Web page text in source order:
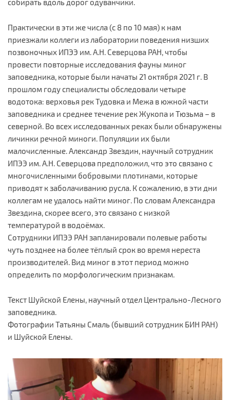
собирать вдоль дорог одуванчики.
Практически в эти же числа (с 8 по 10 мая) к нам
приезжали коллеги из лаборатории поведения низших
позвоночных ИПЭЭ им. А.Н. Северцова РАН, чтобы
провести повторные исследования фауны миног
заповедника, которые были начаты 21 октября 2021 г. В
прошлом году специалисты обследовали четыре
водотока: верховья рек Тудовка и Межа в южной части
заповедника и среднее течение рек Жукопа и Тюзьма – в
северной. Во всех исследованных реках были обнаружены
личинки речной миноги. Популяции их были
малочисленные. Александр Звездин, научный сотрудник
ИПЭЭ им. А.Н. Северцова предположил, что это связано с
многочисленными бобровыми плотинами, которые
приводят к заболачиванию русла. К сожалению, в эти дни
коллегам не удалось найти миног. По словам Александра
Звездина, скорее всего, это связано с низкой
температурой в водоёмах.
Сотрудники ИПЭЭ РАН запланировали полевые работы
чуть позднее на более тёплый срок во время нереста
производителей. Вид миног в этот период можно
определить по морфологическим признакам.
Текст Шуйской Елены, научный отдел Центрально-Лесного
заповедника.
Фотографии Татьяны Смаль (бывший сотрудник БИН РАН)
и Шуйской Елены.